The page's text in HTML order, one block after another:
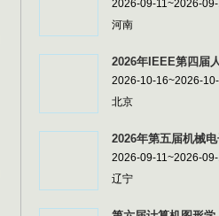
2026-09-11~2026-
河南
2026年IEEE第四届
2026-10-16~2026-
北京
2026年第五届机械
2026-09-11~2026-
辽宁